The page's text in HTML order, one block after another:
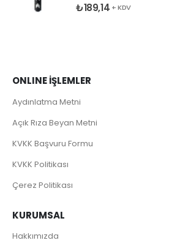
05 üzerinden
₺189,14 + KDV
ONLINE İŞLEMLER
Aydınlatma Metni
Açık Rıza Beyan Metni
KVKK Başvuru Formu
KVKK Politikası
Çerez Politikası
KURUMSAL
Hakkımızda